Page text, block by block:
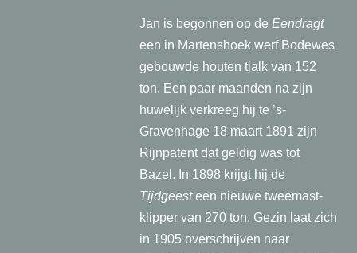
Jan is begonnen op de Eendragt
een in Martenshoek werf Bodewes
gebouwde houten tjalk van 152
ton. Een paar maanden na zijn
huwelijk verkreeg hij te ’s-
Gravenhage 18 maart 1891 zijn
Rijnpatent dat geldig was tot
Bazel. In 1898 krijgt hij de
Tijdgeesteen nieuwe tweemast-
klipper van 270 ton. Gezin laat zich
in 1905 overschrijven naar